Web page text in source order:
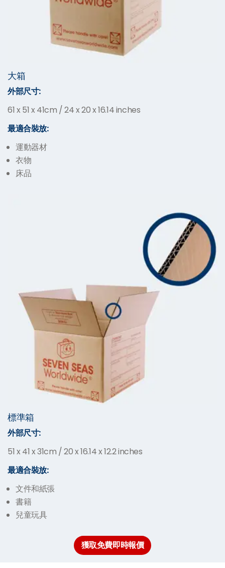
大箱
外部尺寸:
61 x 51 x 41cm / 24 x 20 x 16.14 inches
最適合裝放:
運動器材
衣物
床品
標準箱
外部尺寸:
51 x 41 x 31cm / 20 x 16.14 x 12.2 inches
最適合裝放:
文件和紙張
書籍
兒童玩具
獲取免費即時報價